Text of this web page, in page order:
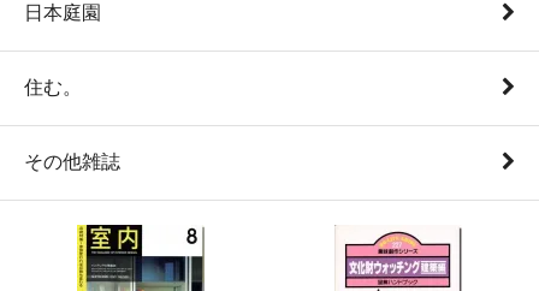
日本庭園
住む。
その他雑誌